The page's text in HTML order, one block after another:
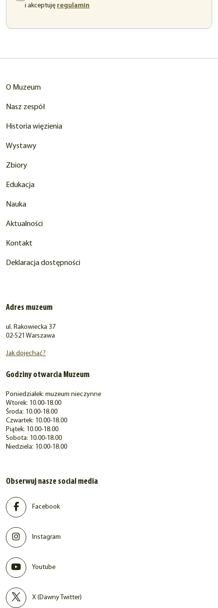
i akceptuję regulamin
O Muzeum
Nasz zespół
Historia więzienia
Wystawy
Zbiory
Edukacja
Nauka
Aktualności
Kontakt
Deklaracja dostępności
Adres muzeum
ul. Rakowiecka 37
02-521 Warszawa
Jak dojechać?
Godziny otwarcia Muzeum
Poniedziałek: muzeum nieczynne
Wtorek: 10.00-18.00
Środa: 10.00-18.00
Czwartek: 10.00-18.00
Piątek: 10.00-18.00
Sobota: 10.00-18.00
Niedziela: 10.00-18.00
Obserwuj nasze social media
Facebook
Instagram
Youtube
X (Dawny Twitter)